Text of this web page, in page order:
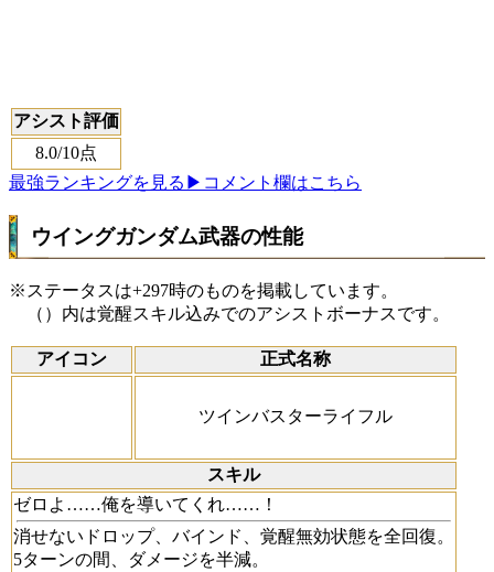
アシスト評価
8.0/10点
最強ランキングを見る ▶コメント欄はこちら
ウイングガンダム武器の性能
※ステータスは+297時のものを掲載しています。
（）内は覚醒スキル込みでのアシストボーナスです。
アイコン 正式名称
ツインバスターライフル
スキル
ゼロよ……俺を導いてくれ……！
消せないドロップ、バインド、覚醒無効状態を全回復。
5ターンの間、ダメージを半減。